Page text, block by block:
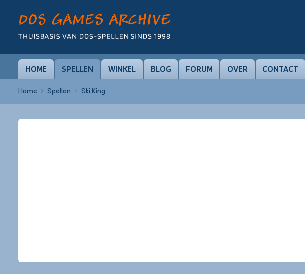
HOME SPELLEN WINKEL BLOG FORUM OVER CONTACT
Home Spellen Ski King